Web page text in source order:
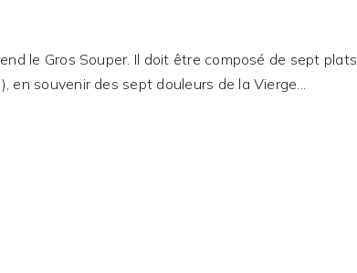
le Gros Souper. Il doit être composé de sept plats
souvenir des sept douleurs de la Vierge...